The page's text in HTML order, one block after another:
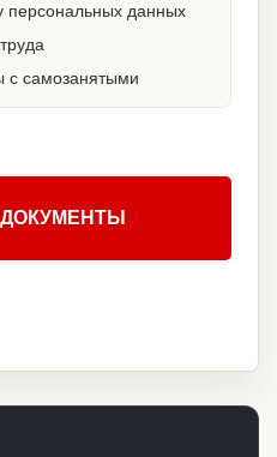
персональных данных
с самозанятыми